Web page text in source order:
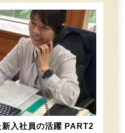
入社員の活躍 PART2